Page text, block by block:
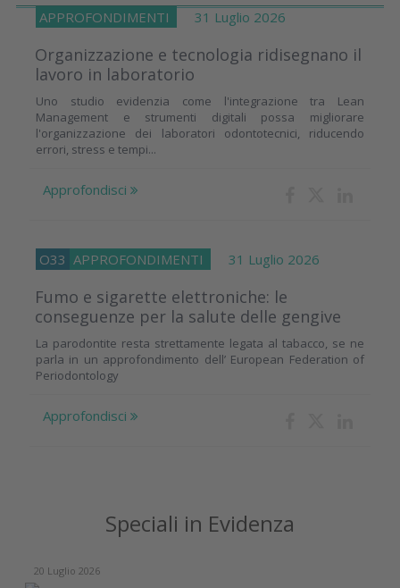
APPROFONDIMENTI 31 Luglio 2026
Organizzazione e tecnologia ridisegnano il
lavoro in laboratorio
Uno studio evidenzia come l'integrazione tra Lean
Management e strumenti digitali possa migliorare
l'organizzazione dei laboratori odontotecnici, riducendo
errori, stress e tempi...
Approfondisci
O33 APPROFONDIMENTI 31 Luglio 2026
Fumo e sigarette elettroniche: le
conseguenze per la salute delle gengive
La parodontite resta strettamente legata al tabacco, se ne
parla in un approfondimento dell’ European Federation of
Periodontology
Approfondisci
Speciali in Evidenza
20 Luglio 2026